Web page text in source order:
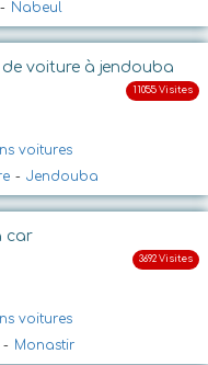
- Nabeul
voiture à jendouba
voitures
- Jendouba
car
voitures
- Monastir